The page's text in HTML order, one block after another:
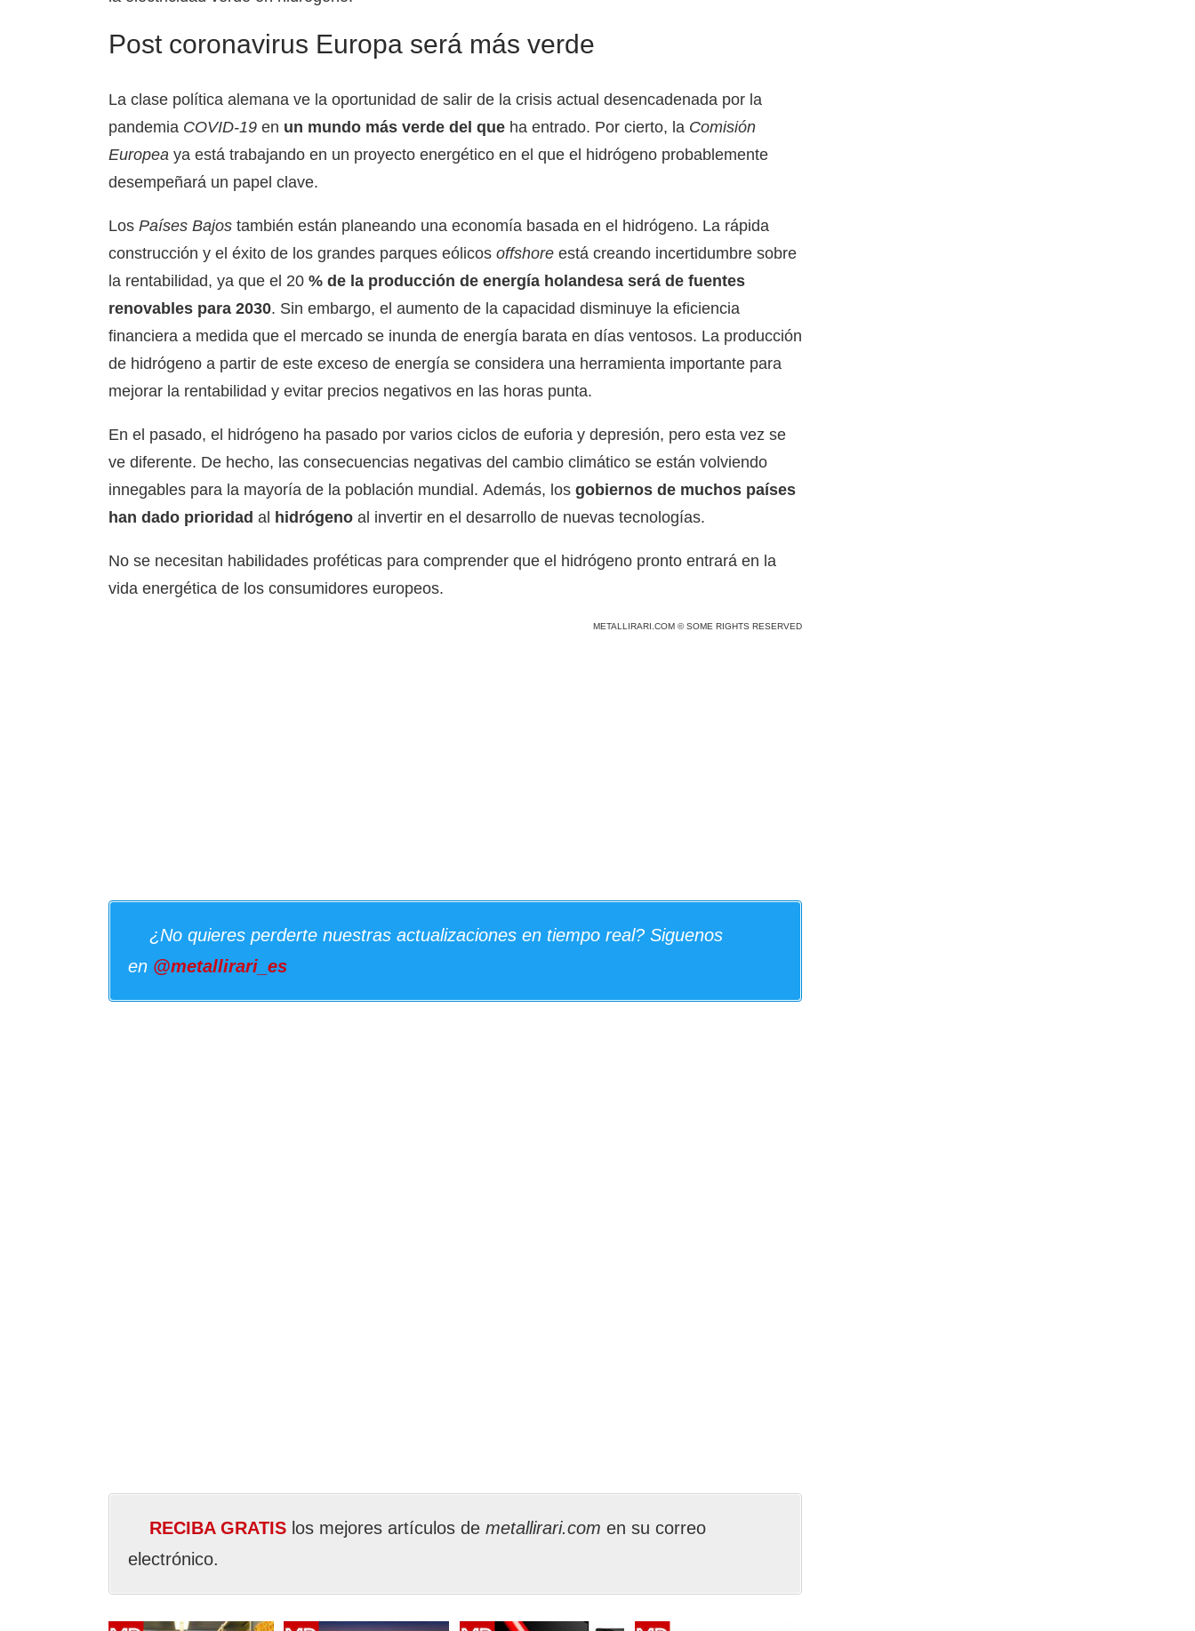
Post coronavirus Europa será más verde
La clase política alemana ve la oportunidad de salir de la crisis actual desencadenada por la
pandemia COVID-19 en un mundo más verde del que ha entrado. Por cierto, la Comisión
Europea ya está trabajando en un proyecto energético en el que el hidrógeno probablemente
desempeñará un papel clave.
Los Países Bajos también están planeando una economía basada en el hidrógeno. La rápida
construcción y el éxito de los grandes parques eólicos offshore está creando incertidumbre sobre
la rentabilidad, ya que el 20 % de la producción de energía holandesa será de fuentes
renovables para 2030. Sin embargo, el aumento de la capacidad disminuye la eficiencia
financiera a medida que el mercado se inunda de energía barata en días ventosos. La producción
de hidrógeno a partir de este exceso de energía se considera una herramienta importante para
mejorar la rentabilidad y evitar precios negativos en las horas punta.
En el pasado, el hidrógeno ha pasado por varios ciclos de euforia y depresión, pero esta vez se
ve diferente. De hecho, las consecuencias negativas del cambio climático se están volviendo
innegables para la mayoría de la población mundial. Además, los gobiernos de muchos países
han dado prioridad al hidrógeno al invertir en el desarrollo de nuevas tecnologías.
No se necesitan habilidades proféticas para comprender que el hidrógeno pronto entrará en la
vida energética de los consumidores europeos.
METALLIRARI.COM © SOME RIGHTS RESERVED
¿No quieres perderte nuestras actualizaciones en tiempo real? Siguenos
en @metallirari_es
RECIBA GRATIS los mejores artículos de metallirari.com en su correo
electrónico.